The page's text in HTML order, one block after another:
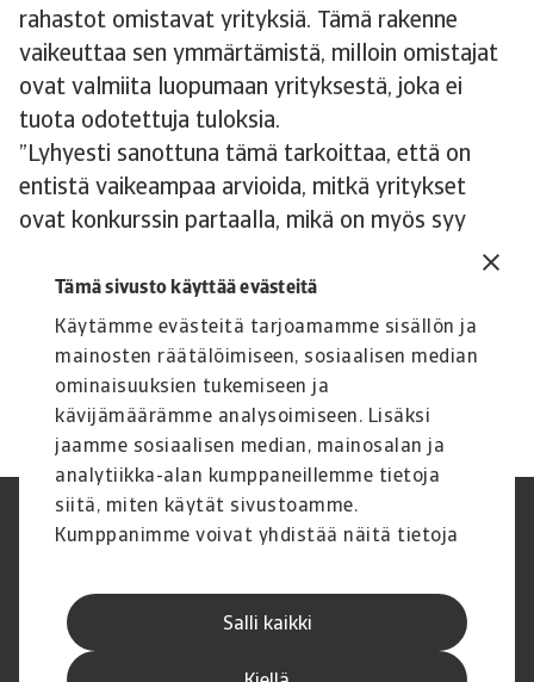
Tämä sivusto käyttää evästeitä
Käytämme evästeitä tarjoamamme sisällön ja
mainosten räätälöimiseen, sosiaalisen median
ominaisuuksien tukemiseen ja
kävijämäärämme analysoimiseen. Lisäksi
jaamme sosiaalisen median, mainosalan ja
analytiikka-alan kumppaneillemme tietoja
siitä, miten käytät sivustoamme.
Kumppanimme voivat yhdistää näitä tietoja
joita on kerätty, kun olet käyttänyt heidän
palvelujaan.
Salli kaikki
rahastot omistavat yrityksiä. Tämä rakenne
vaikeuttaa sen ymmärtämistä, milloin omistajat
ovat valmiita luopumaan yrityksestä, joka ei
tuota odotettuja tuloksia.
”Lyhyesti sanottuna tämä tarkoittaa, että on
entistä vaikeampaa arvioida, mitkä yritykset
ovat konkurssin partaalla, mikä on myös syy
siihen, että meillä Atradiuksella Pohjoismaissa on
ennätyksellisen paljon yrityksiä
tarkkailulistallamme, joita seuraamme erityisen
tarkasti”, Michael Sindberg sanoo.
Legal Notice
Tietosuojaseloste
Toimintatila
Whistleblowing
Palautteen antaminen
Uramahdollisuudet